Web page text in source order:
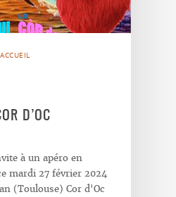
D’OC
à un apéro en
mardi 27 février 2024
(Toulouse) Cor d'Oc